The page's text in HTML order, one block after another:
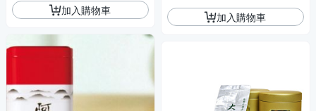
加入購物車 加入購物車